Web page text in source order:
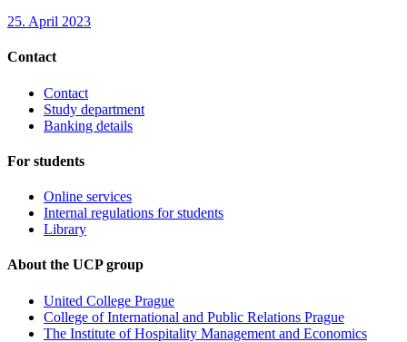
25. April 2023
Contact
Contact
Study department
Banking details
For students
Online services
Internal regulations for students
Library
About the UCP group
United College Prague
College of International and Public Relations Prague
The Institute of Hospitality Management and Economics